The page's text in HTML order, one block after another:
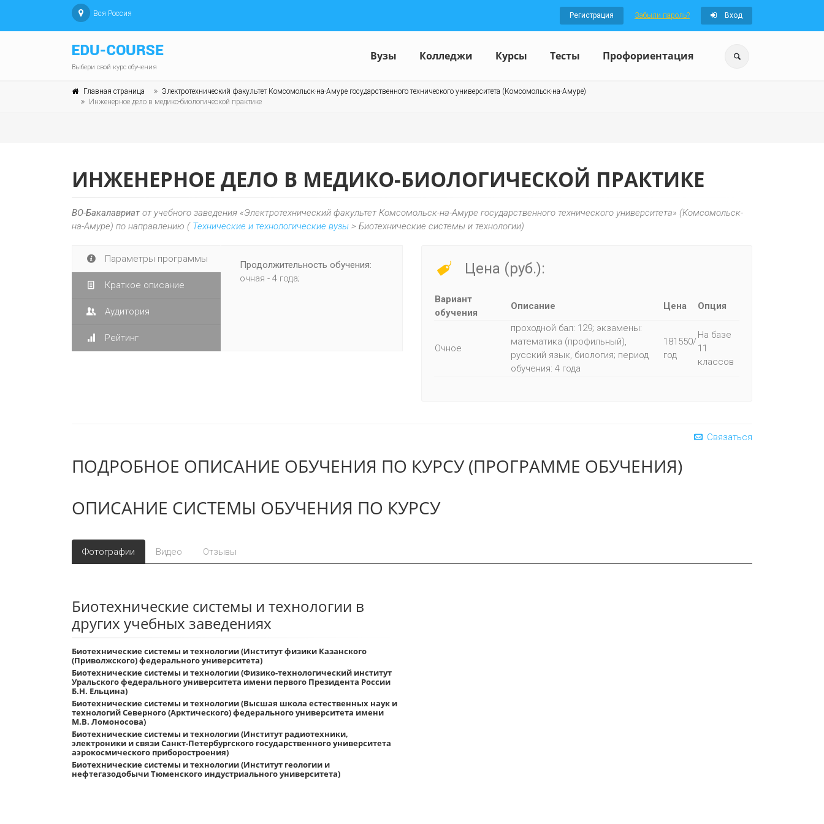
Вся Россия Регистрация Забыли пароль? Вход
Выбери свой курс обучения
Вузы Колледжи Курсы Тесты Профориентация
Главная страница
Электротехнический факультет Комсомольск-на-Амуре государственного технического университета (Комсомольск-на-Амуре)
Инженерное дело в медико-биологической практике
ИНЖЕНЕРНОЕ ДЕЛО В МЕДИКО-БИОЛОГИЧЕСКОЙ ПРАКТИКЕ
ВО-Бакалавриатот учебного заведения «Электротехнический факультет Комсомольск-на-Амуре государственного технического университета» (Комсомольск-
на-Амуре) по направлению ( Технические и технологические вузы > Биотехнические системы и технологии)
Параметры программы
Краткое описание
Аудитория
Рейтинг
Продолжительность обучения:
очная - 4 года;
Цена (руб.):
Вариант
обучения
Описание Цена Опция
Очное
проходной бал: 129; экзамены:
математика (профильный),
русский язык, биология; период
обучения: 4 года
181550/
год
На базе
11
классов
Связаться
ПОДРОБНОЕ ОПИСАНИЕ ОБУЧЕНИЯ ПО КУРСУ (ПРОГРАММЕ ОБУЧЕНИЯ)
ОПИСАНИЕ СИСТЕМЫ ОБУЧЕНИЯ ПО КУРСУ
Фотографии Видео Отзывы
Биотехнические системы и технологии в
других учебных заведениях
Биотехнические системы и технологии (Институт физики Казанского
(Приволжского) федерального университета)
Биотехнические системы и технологии (Физико-технологический институт
Уральского федерального университета имени первого Президента России
Б.Н. Ельцина)
Биотехнические системы и технологии (Высшая школа естественных наук и
технологий Северного (Арктического) федерального университета имени
М.В. Ломоносова)
Биотехнические системы и технологии (Институт радиотехники,
электроники и связи Санкт-Петербургского государственного университета
аэрокосмического приборостроения)
Биотехнические системы и технологии (Институт геологии и
нефтегазодобычи Тюменского индустриального университета)